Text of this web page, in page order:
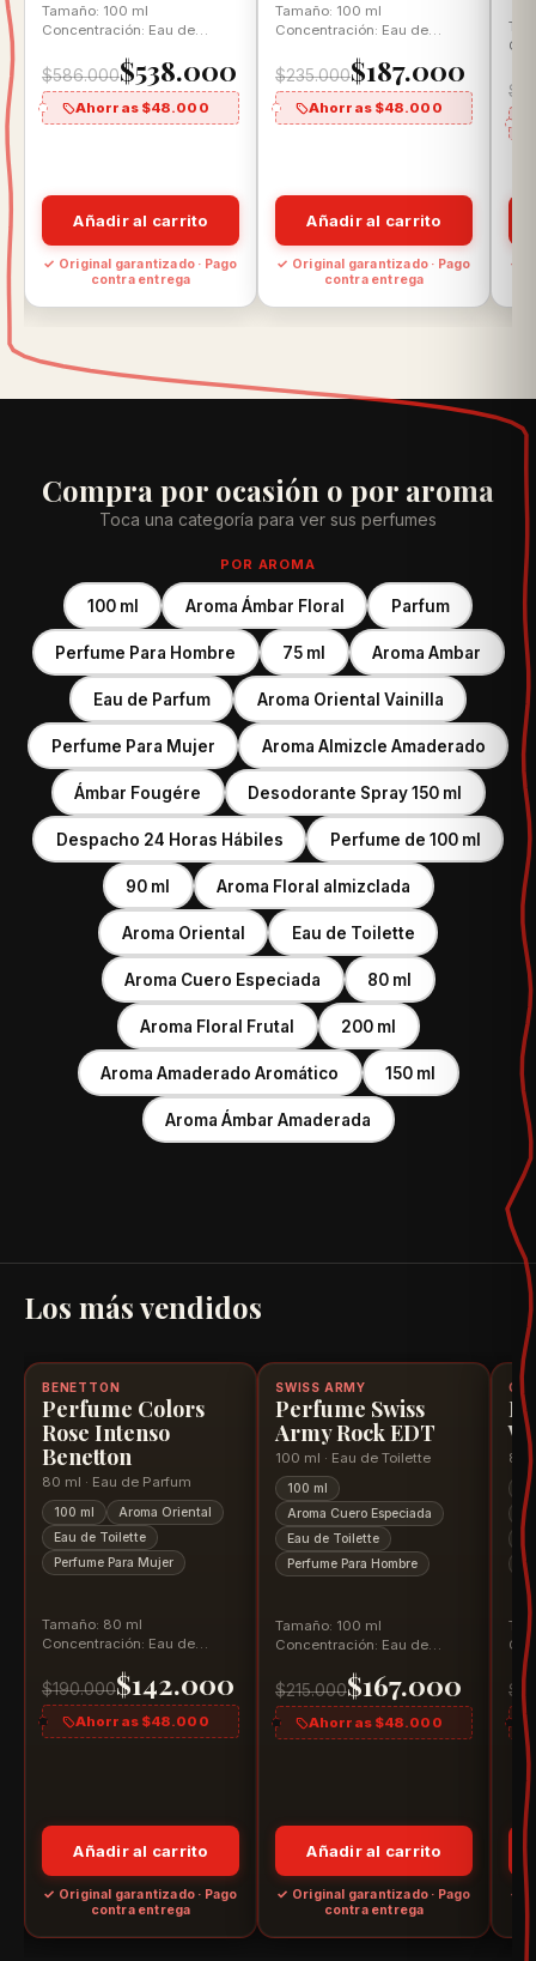
Tamaño: 100 ml
Concentración: Eau de
$586.000$538.000
Ahorras $48.000
Añadir al carrito
✓ Original garantizado · Pago
contra entrega
Tamaño: 100 ml
Concentración: Eau de
Especiada
$235.000$187.000
Ahorras $48.000
Añadir al carrito
✓ Original garantizado · Pago
contra entrega
✓
Compra por ocasión o por aroma
Toca una categoría para ver sus perfumes
POR AROMA
100 ml Aroma Ámbar Floral Parfum
Perfume Para Hombre 75 ml Aroma Ambar
Eau de Parfum Aroma Oriental Vainilla
Perfume Para Mujer Aroma Almizcle Amaderado
Ámbar Fougére Desodorante Spray 150 ml
Despacho 24 Horas Hábiles Perfume de 100 ml
90 ml Aroma Floral almizclada
Aroma Oriental Eau de Toilette
Aroma Cuero Especiada 80 ml
Aroma Floral Frutal 200 ml
Aroma Amaderado Aromático 150 ml
Aroma Ámbar Amaderada
Los más vendidos
Disponible, con descuentoDisponible, con descuento
-25%
BENETTON
Perfume Colors
Rose Intenso
Benetton
80 ml · Eau de Parfum
100 ml
Aroma Oriental
Eau de Toilette
Perfume Para Mujer
Tamaño: 80 ml
Concentración: Eau de
Gourmand
$190.000$142.000
Ahorras $48.000
Añadir al carrito
✓ Original garantizado · Pago
contra entrega
-22%
SWISS ARMY
Perfume Swiss
Army Rock EDT
100 ml · Eau de Toilette
100 ml
Aroma Cuero Especiada
Eau de Toilette
Perfume Para Hombre
Tamaño: 100 ml
Concentración: Eau de
Especiado
$215.000$167.000
Ahorras $48.000
Añadir al carrito
✓ Original garantizado · Pago
contra entrega
-
80
✓